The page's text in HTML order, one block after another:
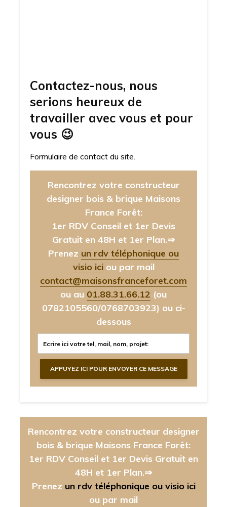
Contactez-nous, nous
serions heureux de
travailler avec vous et pour
vous 😉
Formulaire de contact du site.
Rencontrez votre constructeur
designer bois & brique Maisons
France Forêt:
1er RDV Conseil et 1er Devis
Gratuit en 48H et 1er Plan.⇒
Prenez un rdv téléphonique ou
visio iciou par mail
contact@maisonsfranceforet.com
ou au 01.88.31.66.12 (ou
0782105560/0768703923) ou ci-
dessous
Rencontrez votre constructeur designer
bois & brique Maisons France Forêt:
1er RDV Conseil et 1er Devis Gratuit en
48H et 1er Plan.⇒
Prenez un rdv téléphonique ou visio ici
ou par mail